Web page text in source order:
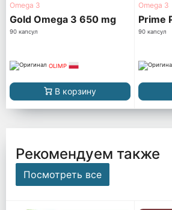
Omega 3
Gold Omega 3 650 mg
90 капсул
OLIMP
В корзину
Omega 3
Prime
90 капсул
Рекомендуем также
Посмотреть все